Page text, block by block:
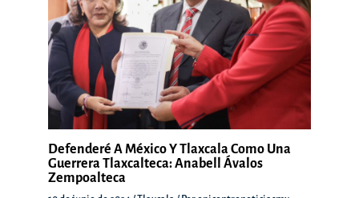
Defenderé A México Y Tlaxcala Como Una
Guerrera Tlaxcalteca: Anabell Ávalos
Zempoalteca